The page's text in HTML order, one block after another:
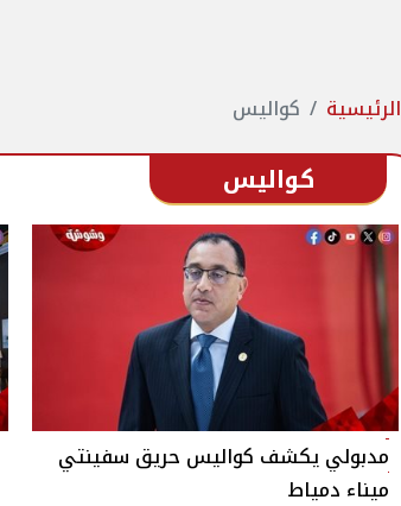
الرئيسية كواليس
كواليس
مدبولي يكشف كواليس حريق سفينتي
ميناء دمياط